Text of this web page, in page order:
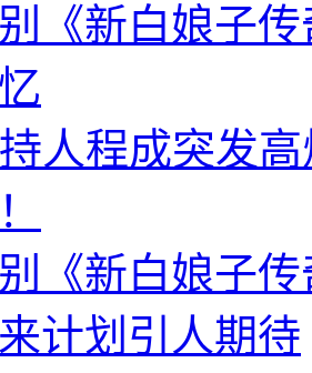
《新白娘子
人程成突发
《新白娘子
计划引人期待